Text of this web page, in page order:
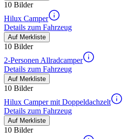
10 Bilder
Hilux Camper
Details zum Fahrzeug
Auf Merkliste
10 Bilder
2-Personen Allradcamper
Details zum Fahrzeug
Auf Merkliste
10 Bilder
Hilux Camper mit Doppeldachzelt
Details zum Fahrzeug
Auf Merkliste
10 Bilder